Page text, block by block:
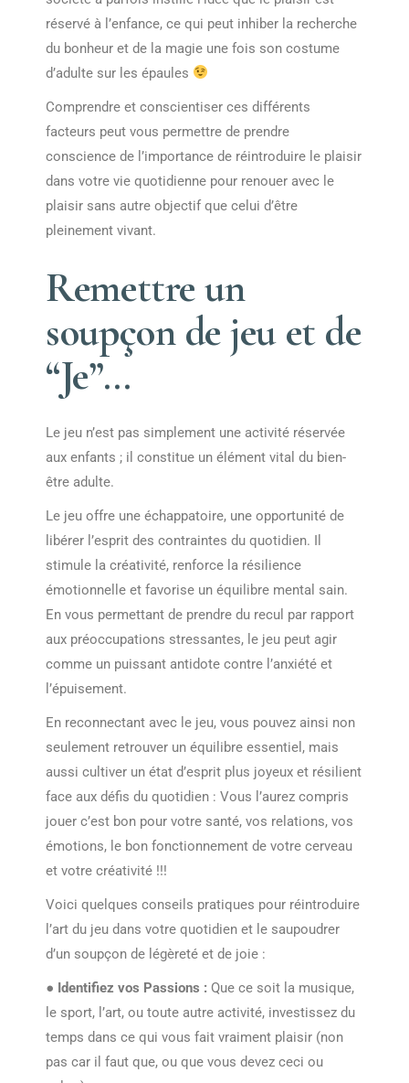
réservé à l’enfance, ce qui peut inhiber la recherche
du bonheur et de la magie une fois son costume
d’adulte sur les épaules
Comprendre et conscientiser ces différents
facteurs peut vous permettre de prendre
conscience de l’importance de réintroduire le plaisir
dans votre vie quotidienne pour renouer avec le
plaisir sans autre objectif que celui d’être
pleinement vivant.
Remettre un
soupçon de jeu et de
“Je”…
Le jeu n’est pas simplement une activité réservée
aux enfants ; il constitue un élément vital du bien-
être adulte.
Le jeu offre une échappatoire, une opportunité de
libérer l’esprit des contraintes du quotidien. Il
stimule la créativité, renforce la résilience
émotionnelle et favorise un équilibre mental sain.
En vous permettant de prendre du recul par rapport
aux préoccupations stressantes, le jeu peut agir
comme un puissant antidote contre l’anxiété et
l’épuisement.
En reconnectant avec le jeu, vous pouvez ainsi non
seulement retrouver un équilibre essentiel, mais
aussi cultiver un état d’esprit plus joyeux et résilient
face aux défis du quotidien : Vous l’aurez compris
jouer c’est bon pour votre santé, vos relations, vos
émotions, le bon fonctionnement de votre cerveau
et votre créativité !!!
Voici quelques conseils pratiques pour réintroduire
l’art du jeu dans votre quotidien et le saupoudrer
d’un soupçon de légèreté et de joie :
● Identifiez vos Passions : Que ce soit la musique,
le sport, l’art, ou toute autre activité, investissez du
temps dans ce qui vous fait vraiment plaisir (non
pas car il faut que, ou que vous devez ceci ou